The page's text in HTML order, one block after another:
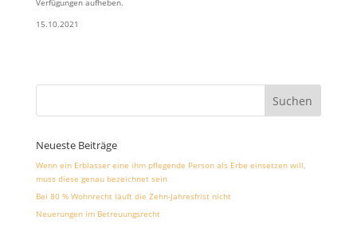
Verfügungen aufheben.
15.10.2021
Neueste Beiträge
Wenn ein Erblasser eine ihm pflegende Person als Erbe einsetzen will,
muss diese genau bezeichnet sein
Bei 80 % Wohnrecht läuft die Zehn-Jahresfrist nicht
Neuerungen im Betreuungsrecht